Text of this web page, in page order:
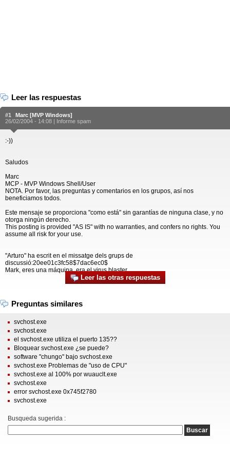
Leer las respuestas
#1
Marc [MVP Windows]
26/02/2004 - 14:08 | Informe spam
:-))
Saludos
Marc
MCP - MVP Windows Shell/User
NOTA. Por favor, las preguntas y comentarios en los grupos, así nos
beneficiamos todos.
Este mensaje se proporciona "como está" sin garantías de ninguna clase, y no
otorga ningún derecho.
This posting is provided "AS IS" with no warranties, and confers no rights. You
assume all risk for your use.
"Arturo" ha escrit en el missatge dels grups de
discussió:20ee01c3fc58$7dac6ec0$
Mark, eres una máquina, era el virus blaster
Leer las otras respuestas
Preguntas similares
svchost.exe
svchost.exe
el svchost.exe utiliza el puerto 135??
Bloquear svchost.exe ¿se puede?
software "chungo" bajo svchost.exe
svchost.exe Problemas de "uso de CPU"
svchost.exe al 100% por wuauclt.exe
svchost.exe
error svchost.exe 0x745f2780
svchost.exe
Busqueda sugerida :